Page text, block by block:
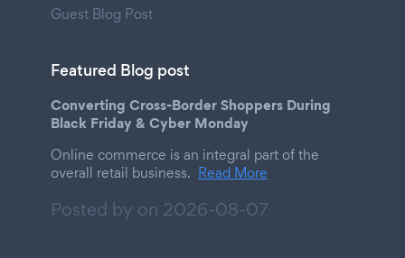
Guest Blog Post
Featured Blog post
Converting Cross-Border Shoppers During
Black Friday & Cyber Monday
Online commerce is an integral part of the
overall retail business. Read More
Posted by on 2026-08-07